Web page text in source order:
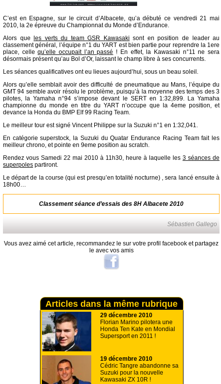
C’est en Espagne, sur le circuit d’Albacete, qu’a débuté ce vendredi 21 mai
2010, la 2e épreuve du Championnat du Monde d’Endurance.
Alors que
les verts du team GSR Kawasaki sont en position de leader au
classement général, l’équipe n°1 du YART est bien partie pour reprendre la 1ere
place, cellequ’elle occupait l’an passé ! En effet, la Kawasaki n°11 ne sera
désormais présent qu’au Bol d’Or, laissant le champ libre à ses concurrents.
Les séances qualificatives ont eu lieues aujourd’hui, sous un beau soleil.
Alors qu’elle semblait avoir des difficulté de pneumatique au Mans, l’équipe du
GMT 94 semble avoir résolu le problème, puisqu’à la moyenne des temps des 3
pilotes, la Yamaha n°94 s’impose devant le SERT en 1:32,899. La Yamaha
championne du monde en titre du YART n’occupe que la 4eme position, et
devance la Honda du BMP Elf 99 Racing Team.
Le meilleur tour est signé Vincent Philippe sur la Suzuki n°1 en 1:32,041.
En catégorie superstock, la Suzuki du Quatar Endurance Racing Team fait les
meilleur chrono, et pointe en 9eme position au scratch.
Rendez vous Samedi 22 mai 2010 à 11h30, heure à laquelle les3 séances de
superpoles partiront.
Le départ de la course (qui est presqu’en totalité nocturne) , sera lancé ensuite à
18h00…
Classement séance d’essais des 8H Albacete 2010
Sébastien Gallego
Vous avez aimé cet article, recommandez le sur votre profil facebook et partagez
le avec vos amis
Articles dans la même rubrique
29 décembre 2010
Florian Marino pilotera une
Honda Ten Kate en Mondial
Supersport en 2011 !
19 décembre 2010
Cédric Tangre abandonne sa
Suzuki pour la nouvelle
Kawasaki ZX 10R !